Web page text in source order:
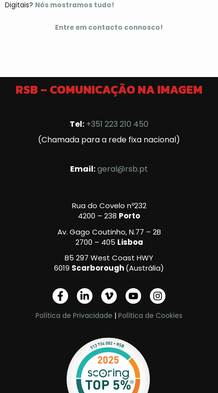
Digitais? Nós mostramos tudo!
Entre em contacto connosco!
RSB – COMUNICAÇÃO NA IMAGEM
Tel: +351 223 210 450
(Chamada para a rede fixa nacional)
Email:geral@rsb.pt
Rua do Covelo nº232
4200 – 238 Porto
Av. Gago Coutinho, N.77 – 2B
2700 – 405 Lisboa
B5 297 West Coast HWY
6019 Scarborough(Austrália)
F
a
c
e
L
i
n
k
d
n
-
i
n
V
i
m
e
-
v
Y
o
u
t
b
e
I
n
s
t
Política de Privacidade | Política de Cookies